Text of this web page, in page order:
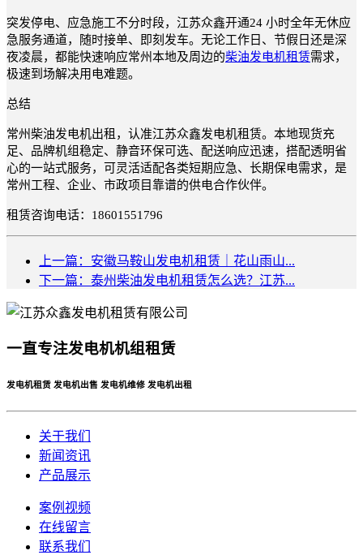
突发停电、应急施工不分时段，江苏众鑫开通24 小时全年无休应
急服务通道，随时接单、即刻发车。无论工作日、节假日还是深
夜凌晨，都能快速响应常州本地及周边的柴油发电机租赁需求，
极速到场解决用电难题。
总结
常州柴油发电机出租，认准江苏众鑫发电机租赁。本地现货充
足、品牌机组稳定、静音环保可选、配送响应迅速，搭配透明省
心的一站式服务，可灵活适配各类短期应急、长期保电需求，是
常州工程、企业、市政项目靠谱的供电合作伙伴。
租赁咨询电话：18601551796
上一篇：安徽马鞍山发电机租赁｜花山雨山...
下一篇：泰州柴油发电机租赁怎么选？江苏...
一直专注发电机机组租赁
发电机租赁 发电机出售 发电机维修 发电机出租
关于我们
新闻资讯
产品展示
案例视频
在线留言
联系我们